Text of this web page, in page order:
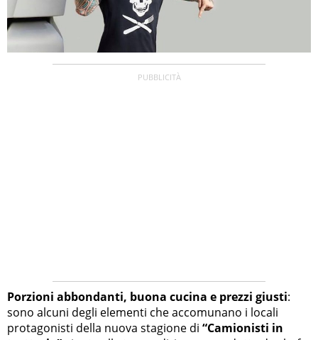
Porzioni abbondanti, buona cucina e prezzi giusti:
sono alcuni degli elementi che accomunano i locali
protagonisti della nuova stagione di “Camionisti in